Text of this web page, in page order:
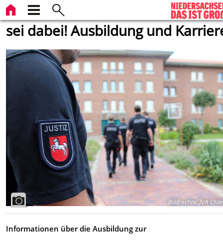
sei dabei! Ausbildung und
Bildrechte:JVA
Informationen über die Ausbildung zur